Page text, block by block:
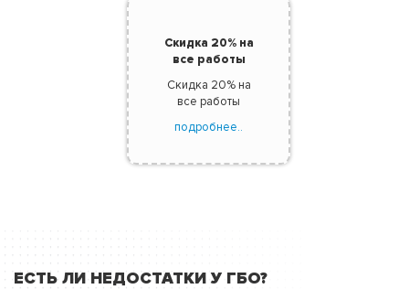
Скидка 20% на
все работы
Скидка 20% на
все работы
подробнее..
ЕСТЬ ЛИ НЕДОСТАТКИ У ГБО?